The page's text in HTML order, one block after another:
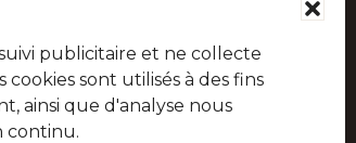
publicitaire et ne collecte
sont utilisés à des fins
ainsi que d'analyse nous
continu.